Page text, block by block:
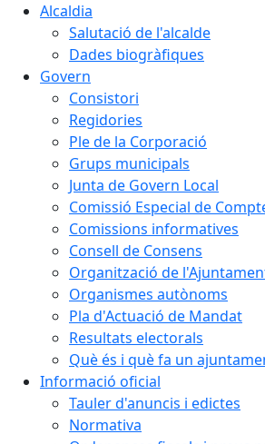
Alcaldia
Salutació de l'alcalde
Dades biogràfiques
Govern
Consistori
Regidories
Ple de la Corporació
Grups municipals
Junta de Govern Local
Comissió Especial de
Comissions informatives
Consell de Consens
Organització de
Organismes autònoms
Pla d'Actuació de Mandat
Resultats electorals
Què és i què fa un
Informació oficial
Tauler d'anuncis i edictes
Normativa